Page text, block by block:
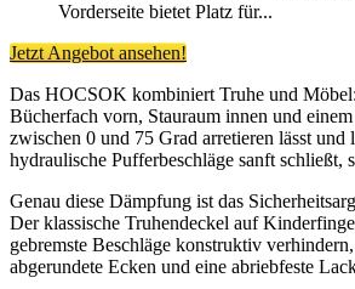
Vorderseite bietet Platz für...
Jetzt Angebot ansehen!
Das HOCSOK kombiniert Truhe und
Bücherfach vorn, Stauraum innen und
zwischen 0 und 75 Grad arretieren lässt und
hydraulische Pufferbeschläge sanft schließt,
Genau diese Dämpfung ist das
Der klassische Truhendeckel auf
gebremste Beschläge konstruktiv
abgerundete Ecken und eine abriebfeste